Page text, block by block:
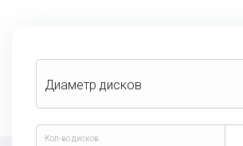
Диаметр дисков
Кол-во дисков